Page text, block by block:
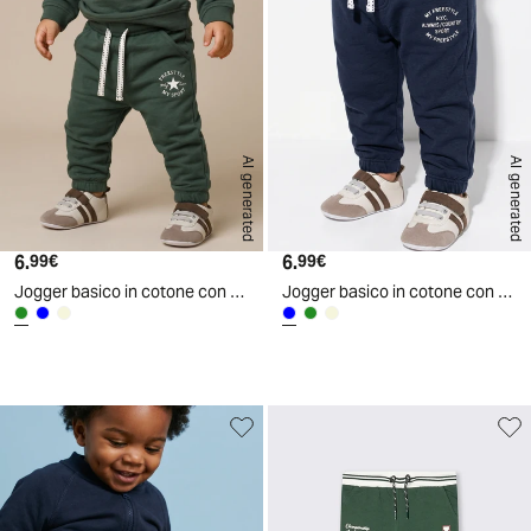
AI generated
Prezzo attuale
6.99€
Jogger basico in cotone con stampa - Verde abete
AI generated
Prezzo attuale
6.99€
Jogger basico in cotone con stampa - Blu